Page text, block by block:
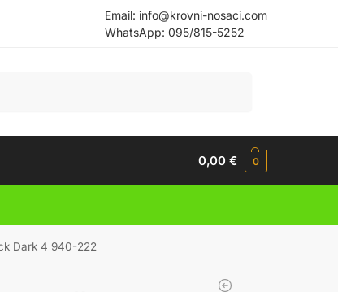
Email: info@krovni-nosaci.com
WhatsApp: 095/815-5252
0,00€ 0
Dark 4 940-222